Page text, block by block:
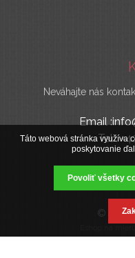
Neváhajte nás
Email
Tel :
© 2019
Táto webová stránka využíva
poskytovanie
Povoliť všetky